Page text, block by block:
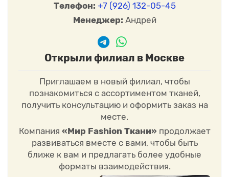
Телефон: +7 (926) 132-05-45
Менеджер: Андрей
Открыли филиал в Москве
Приглашаем в новый филиал, чтобы
познакомиться с ассортиментом тканей,
получить консультацию и оформить заказ на
месте.
Компания «Мир Fashion Ткани» продолжает
развиваться вместе с вами, чтобы быть
ближе к вам и предлагать более удобные
форматы взаимодействия.